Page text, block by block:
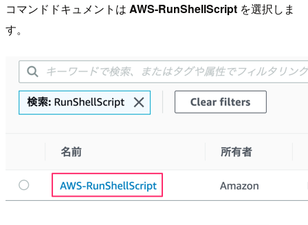
コマンドドキュメントは AWS-RunShellScript を選択しま
す。